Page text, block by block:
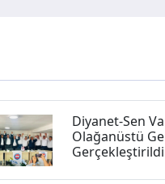
Diyanet-Sen
Olağanüstü
Gerçekleştirildi